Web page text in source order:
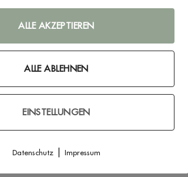
farbigen Aufkleber.
Hiddenhausen – kontakt@floom-
ALLE AKZEPTIEREN
ALLE ABLEHNEN
EINSTELLUNGEN
Datenschutz Impressum